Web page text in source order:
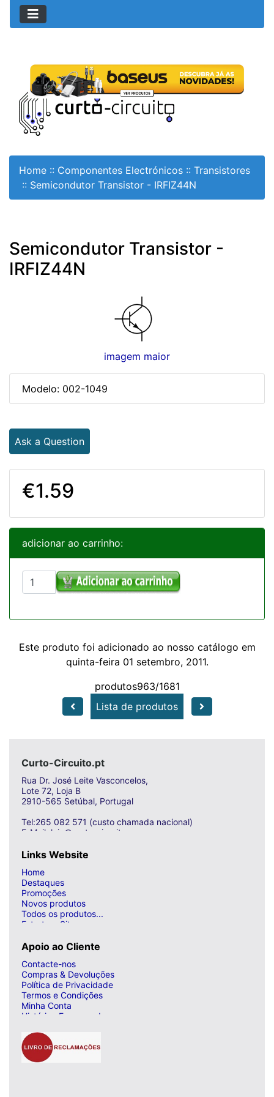
Home :: Componentes Electrónicos :: Transistores
:: Semicondutor Transistor - IRFIZ44N
Semicondutor Transistor -
IRFIZ44N
imagem maior
Modelo: 002-1049
Ask a Question
€1.59
adicionar ao carrinho:
Este produto foi adicionado ao nosso catálogo em
quinta-feira 01 setembro, 2011.
produtos963/1681
Lista de produtos
Curto-Circuito.pt
Rua Dr. José Leite Vasconcelos,
Lote 72, Loja B
2910-565 Setúbal, Portugal
Tel:265 082 571 (custo chamada nacional)
E-Mail: loja@curto-circuito.com
Links Website
Home
Destaques
Promoções
Novos produtos
Todos os produtos...
Estrutura Site
Apoio ao Cliente
Contacte-nos
Compras & Devoluções
Política de Privacidade
Termos e Condições
Minha Conta
Histórico Encomendas